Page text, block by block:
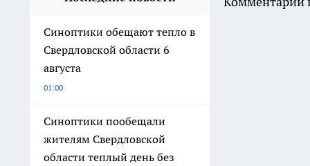
Синоптики обещают тепло в
Свердловской области 6
августа
01:00
Синоптики пообещали
жителям Свердловской
области теплый день без